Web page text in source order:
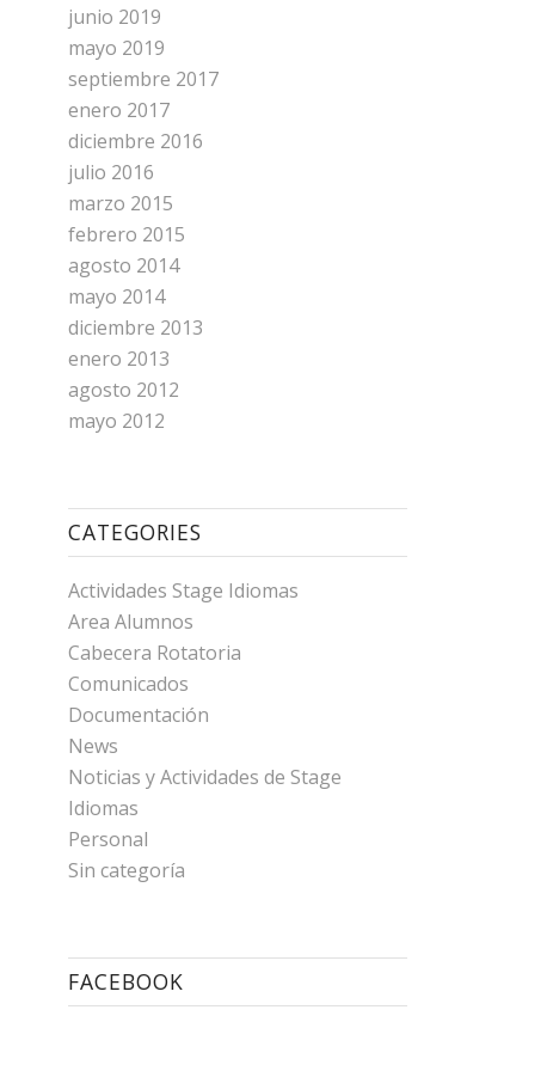
junio 2019
mayo 2019
septiembre 2017
enero 2017
diciembre 2016
julio 2016
marzo 2015
febrero 2015
agosto 2014
mayo 2014
diciembre 2013
enero 2013
agosto 2012
mayo 2012
CATEGORIES
Actividades Stage Idiomas
Area Alumnos
Cabecera Rotatoria
Comunicados
Documentación
News
Noticias y Actividades de Stage
Idiomas
Personal
Sin categoría
FACEBOOK